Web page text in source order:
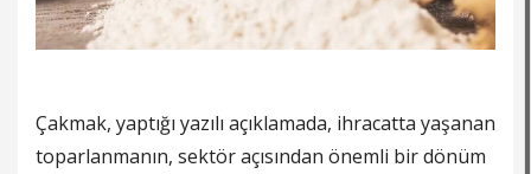
Çakmak, yaptığı yazılı açıklamada, ihracatta yaşanan
toparlanmanın, sektör açısından önemli bir dönüm